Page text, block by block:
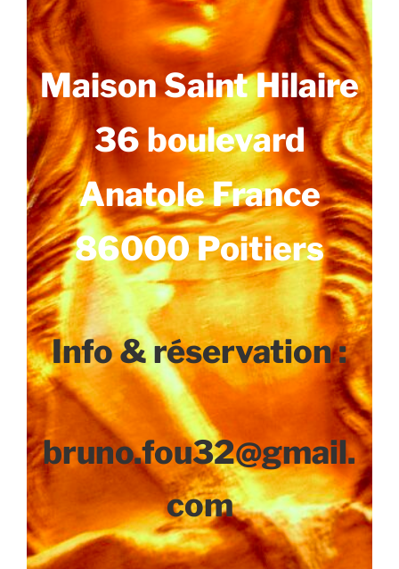
Maison Saint Hilaire
36 boulevard
Anatole France
86000 Poitiers
Info & réservation :
bruno.fou32@gmail.
com